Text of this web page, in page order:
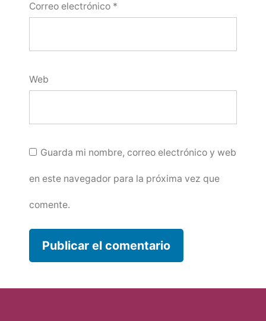
Correo electrónico *
Web
Guarda mi nombre, correo electrónico y web
en este navegador para la próxima vez que
comente.